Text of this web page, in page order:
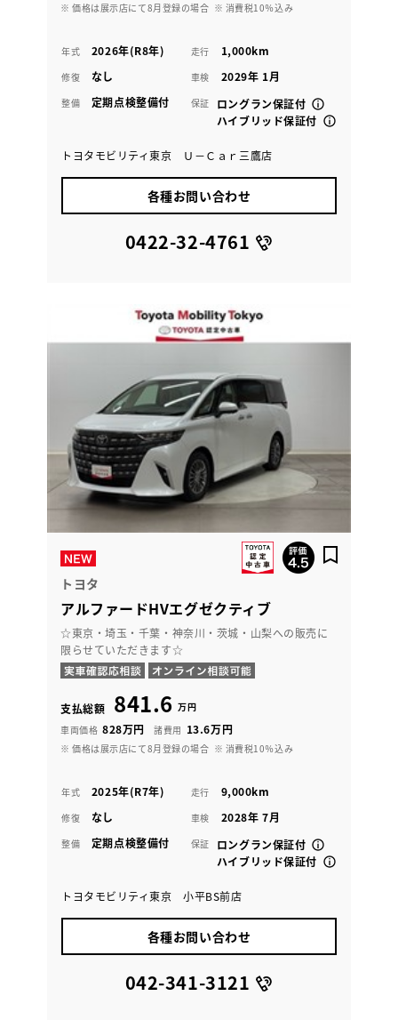
※ 価格は展示店にて8月登録の場合 ※ 消費税10％込み
年式 2026年(R8年) 走行 1,000km
修復 なし 車検 2029年 1月
整備 定期点検整備付 保証
ロングラン保証付
ハイブリッド保証付
トヨタモビリティ東京 Ｕ－Ｃａｒ三鷹店
各種お問い合わせ
0422-32-4761
トヨタ
アルファードHVエグゼクティブ
☆東京・埼玉・千葉・神奈川・茨城・山梨への販売に
限らせていただきます☆
支払総額 841.6 万円
車両価格 828万円 諸費用 13.6万円
※ 価格は展示店にて8月登録の場合 ※ 消費税10％込み
年式 2025年(R7年) 走行 9,000km
修復 なし 車検 2028年 7月
整備 定期点検整備付 保証
ロングラン保証付
ハイブリッド保証付
トヨタモビリティ東京 小平BS前店
各種お問い合わせ
042-341-3121